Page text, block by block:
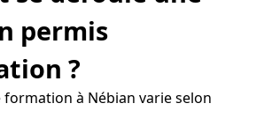
permis
?
formation à Nébian varie selon